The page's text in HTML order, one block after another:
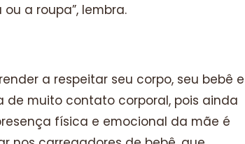
a roupa”, lembra.
a respeitar seu corpo, seu bebê e
de muito contato corporal, pois ainda
física e emocional da mãe é